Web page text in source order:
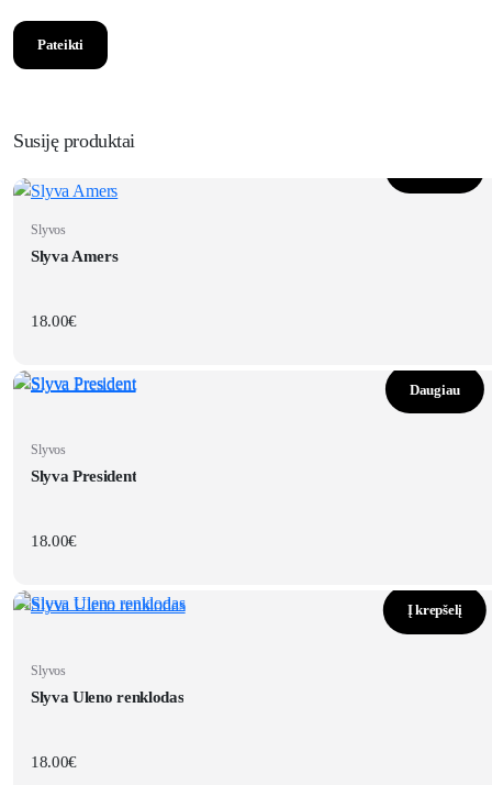
Susiję produktai
Slyvos
Slyva Amers
18.00€
Daugiau
Slyvos
Slyva President
18.00€
Į krepšelį
Slyvos
Slyva Uleno renklodas
18.00€